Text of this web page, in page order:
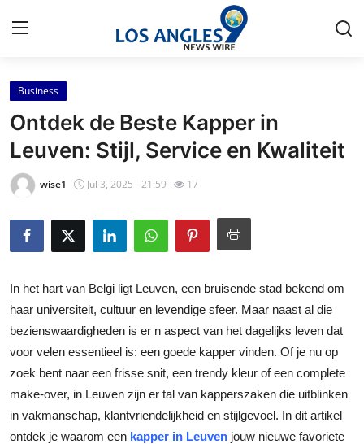
Home
Press Release
Contact
Privacy Policy
News Network
Health
Guest Posting
Business
Ontdek de Beste Kapper in
Leuven: Stijl, Service en Kwaliteit
wise1 Jul 3, 2025 - 21:59 17
In het hart van Belgi ligt Leuven, een bruisende stad bekend om
haar universiteit, cultuur en levendige sfeer. Maar naast al die
bezienswaardigheden is er n aspect van het dagelijks leven dat
voor velen essentieel is: een goede kapper vinden. Of je nu op
zoek bent naar een frisse snit, een trendy kleur of een complete
make-over, in Leuven zijn er tal van kapperszaken die uitblinken
in vakmanschap, klantvriendelijkheid en stijlgevoel. In dit artikel
ontdek je waarom een kapper in Leuven jouw nieuwe favoriete